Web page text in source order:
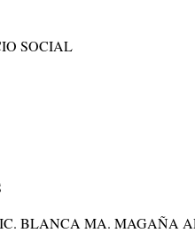
SOCIAL
BLANCA MA. MAGAÑA